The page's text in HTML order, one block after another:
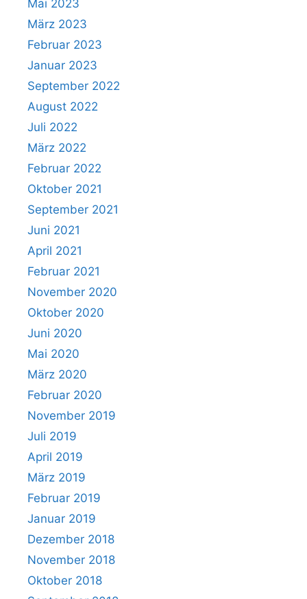
Mai 2023
März 2023
Februar 2023
Januar 2023
September 2022
August 2022
Juli 2022
März 2022
Februar 2022
Oktober 2021
September 2021
Juni 2021
April 2021
Februar 2021
November 2020
Oktober 2020
Juni 2020
Mai 2020
März 2020
Februar 2020
November 2019
Juli 2019
April 2019
März 2019
Februar 2019
Januar 2019
Dezember 2018
November 2018
Oktober 2018